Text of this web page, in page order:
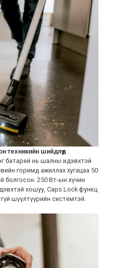
техникийн шийдлүүд
батарей нь шалны идэвхтэй
горимд ажиллах хугацаа 50
болгосон. 250 Вт-ын хүчин
хошуу, Caps Lock функц
шүүлтүүрийн системтэй.